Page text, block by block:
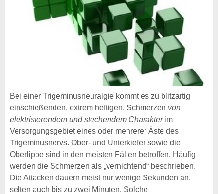
Bei einer Trigeminusneuralgie kommt es zu blitzartig
einschießenden, extrem heftigen, Schmerzen von
elektrisierendem und stechendem Charakterim
Versorgungsgebiet eines oder mehrerer Äste des
Trigeminusnervs. Ober- und Unterkiefer sowie die
Oberlippe sind in den meisten Fällen betroffen. Häufig
werden die Schmerzen als „vernichtend“ beschrieben.
Die Attacken dauern meist nur wenige Sekunden an,
selten auch bis zu zwei Minuten. Solche